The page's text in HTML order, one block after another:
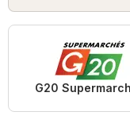
G20